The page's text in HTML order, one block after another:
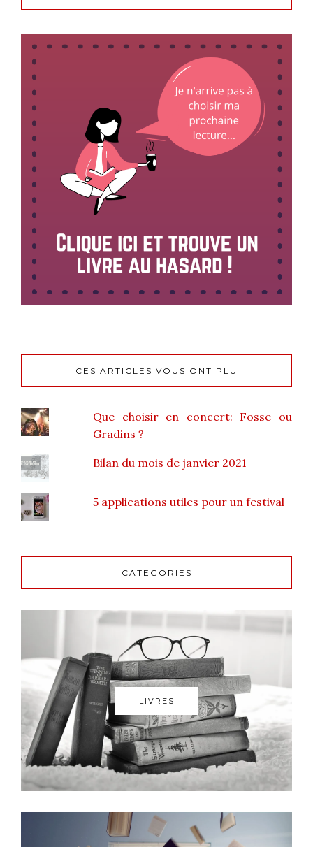
CES ARTICLES VOUS ONT PLU
Que choisir en concert: Fosse ou
Gradins ?
Bilan du mois de janvier 2021
5 applications utiles pour un festival
CATEGORIES
LIVRES